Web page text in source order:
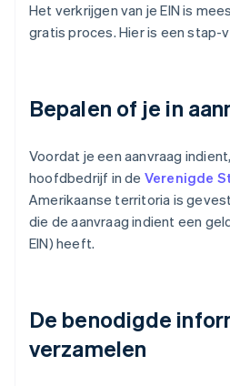
Het verkrijgen van je EIN is
gratis proces. Hier is een stap-
Bepalen of je in
Voordat je een aanvraag
hoofdbedrijf in de Verenigde
Amerikaanse territoria is
die de aanvraag indient een
EIN) heeft.
De benodigde
verzamelen